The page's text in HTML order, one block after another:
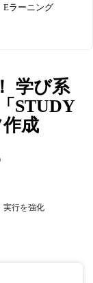
Eラーニング
学び系
STUDY
成
実行を強化